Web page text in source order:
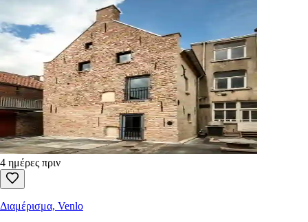
4 ημέρες πριν
Διαμέρισμα, Venlo